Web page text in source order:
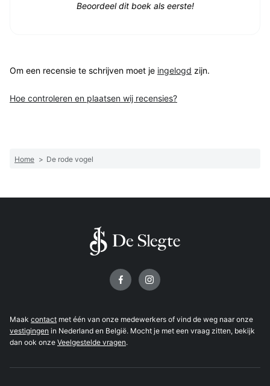
Beoordeel dit boek als eerste!
Om een recensie te schrijven moet je ingelogd zijn.
Hoe controleren en plaatsen wij recensies?
Home > De rode vogel
Maak contact met één van onze medewerkers of vind de weg naar onze
vestigingen in Nederland en België. Mocht je met een vraag zitten, bekijk
dan ook onze Veelgestelde vragen.